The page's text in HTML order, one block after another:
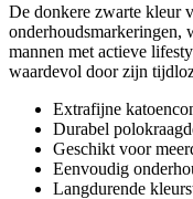
De donkere zwarte kleur
onderhoudsmarkeringen,
mannen met actieve
waardevol door zijn
Extrafijne
Durabel
Geschikt voor
Eenvoudig
Langdurende